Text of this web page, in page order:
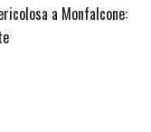
a Monfalcone: